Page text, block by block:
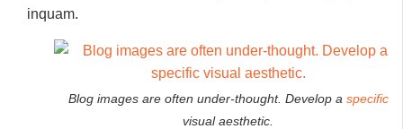
inquam.
Blog images are often under-thought. Develop a specific
visual aesthetic.